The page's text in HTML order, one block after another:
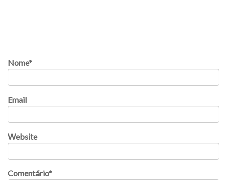
Nome*
Email
Website
Comentário*